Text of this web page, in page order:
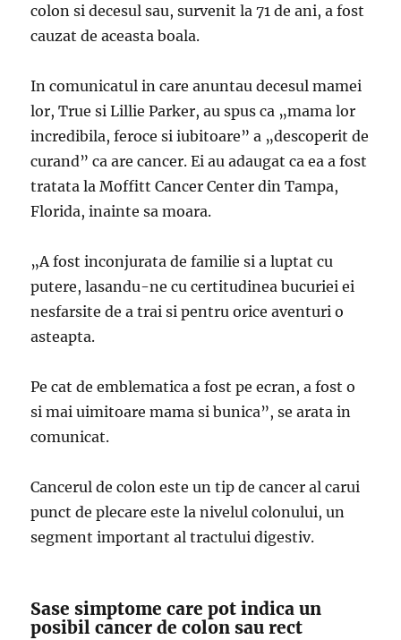
colon si decesul sau, survenit la 71 de ani, a fost
cauzat de aceasta boala.
In comunicatul in care anuntau decesul mamei
lor, True si Lillie Parker, au spus ca „mama lor
incredibila, feroce si iubitoare” a „descoperit de
curand” ca are cancer. Ei au adaugat ca ea a fost
tratata la Moffitt Cancer Center din Tampa,
Florida, inainte sa moara.
„A fost inconjurata de familie si a luptat cu
putere, lasandu-ne cu certitudinea bucuriei ei
nesfarsite de a trai si pentru orice aventuri o
asteapta.
Pe cat de emblematica a fost pe ecran, a fost o
si mai uimitoare mama si bunica”, se arata in
comunicat.
Cancerul de colon este un tip de cancer al carui
punct de plecare este la nivelul colonului, un
segment important al tractului digestiv.
Sase simptome care pot indica un
posibil cancer de colon sau rect